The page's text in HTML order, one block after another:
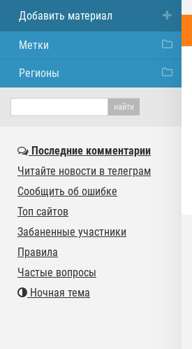
Добавить материал
Метки
Регионы
Последние комментарии
Читайте новости в телеграм
Сообщить об ошибке
Топ сайтов
Забаненные участники
Правила
Частые вопросы
Ночная тема